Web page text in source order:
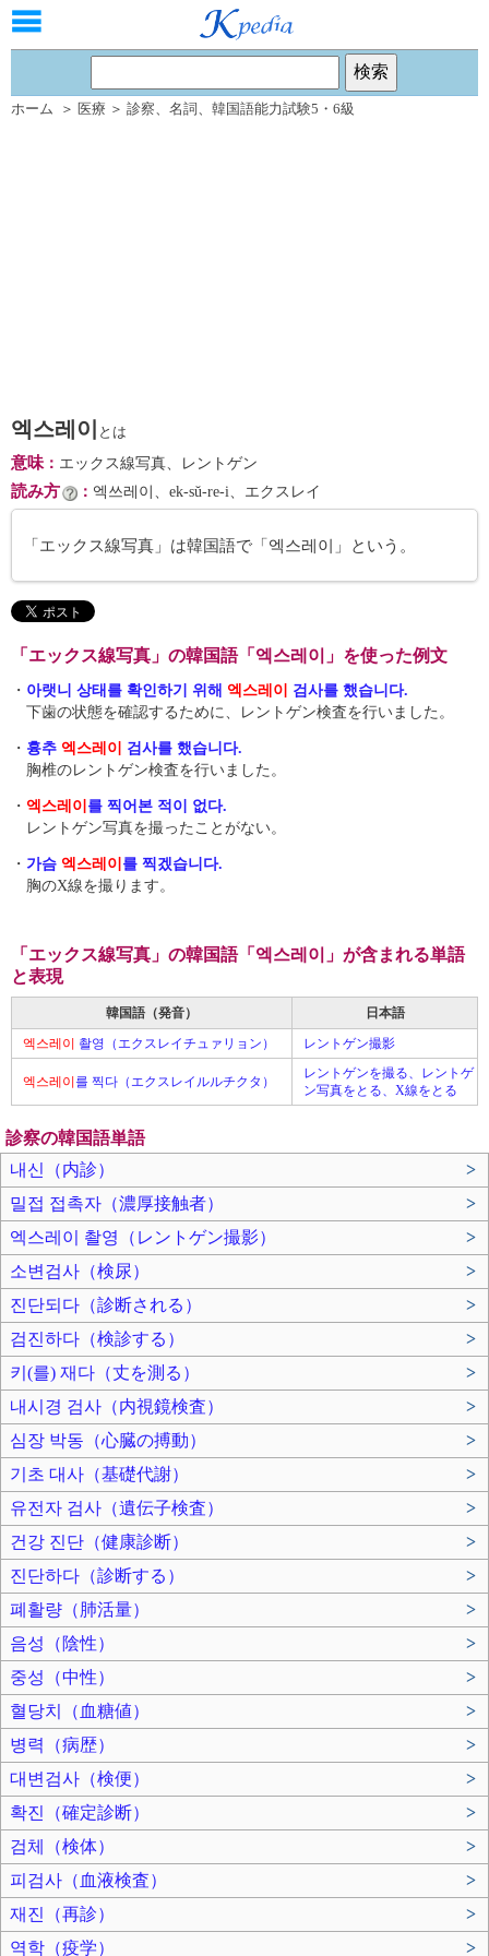
ホーム ＞ 医療 ＞ 診察、 名詞 、 韓国語能力試験5・6級
엑스레이 とは
意味： エックス線写真、レントゲン
読み方 ： 엑쓰레이、ek-sŭ-re-i、エクスレイ
「エックス線写真」は韓国語で「엑스레이」という。
「エックス線写真」の韓国語「엑스레이」を使った例文
・ 아랫니 상태를 확인하기 위해 엑스레이
검사를 했습니다.
下歯の状態を確認するために、レントゲン検査を行いました。
・ 흉추 엑스레이
검사를 했습니다.
胸椎のレントゲン検査を行いました。
・ 엑스레이 를 찍어본 적이 없다.
レントゲン写真を撮ったことがない。
・ 가슴 엑스레이 를 찍겠습니다.
胸のX線を撮ります。
「エックス線写真」の韓国語「엑스레이」が含まれる単語
と表現
韓国語（発音）
日本語
엑스레이
촬영（エクスレイチュァリョン） レントゲン撮影
엑스레이 를 찍다（エクスレイルルチクタ）
レントゲンを撮る、レントゲ
ン写真をとる、X線をとる
診察の韓国語単語
내신（内診）
>
밀접 접촉자（濃厚接触者）
>
엑스레이 촬영（レントゲン撮影）
>
소변검사（検尿）
>
진단되다（診断される）
>
검진하다（検診する）
>
키(를) 재다（丈を測る）
>
내시경 검사（内視鏡検査）
>
심장 박동（心臓の搏動）
>
기초 대사（基礎代謝）
>
유전자 검사（遺伝子検査）
>
건강 진단（健康診断）
>
진단하다（診断する）
>
폐활량（肺活量）
>
음성（陰性）
>
중성（中性）
>
혈당치（血糖値）
>
병력（病歴）
>
대변검사（検便）
>
확진（確定診断）
>
검체（検体）
>
피검사（血液検査）
>
재진（再診）
>
역학（疫学）
>